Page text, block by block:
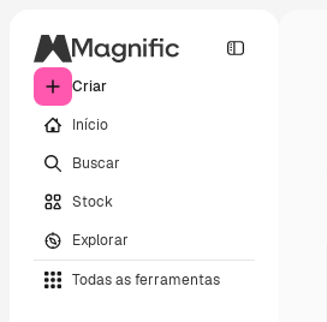
Criar
Início
Buscar
Stock
Explorar
Todas as ferramentas